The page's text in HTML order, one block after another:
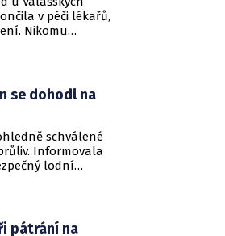
v péči lékařů,
Nikomu
se dohodl na
schválené
Informovala
lodní
pátrání na